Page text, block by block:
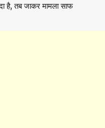
है, तब जाकर मामला साफ